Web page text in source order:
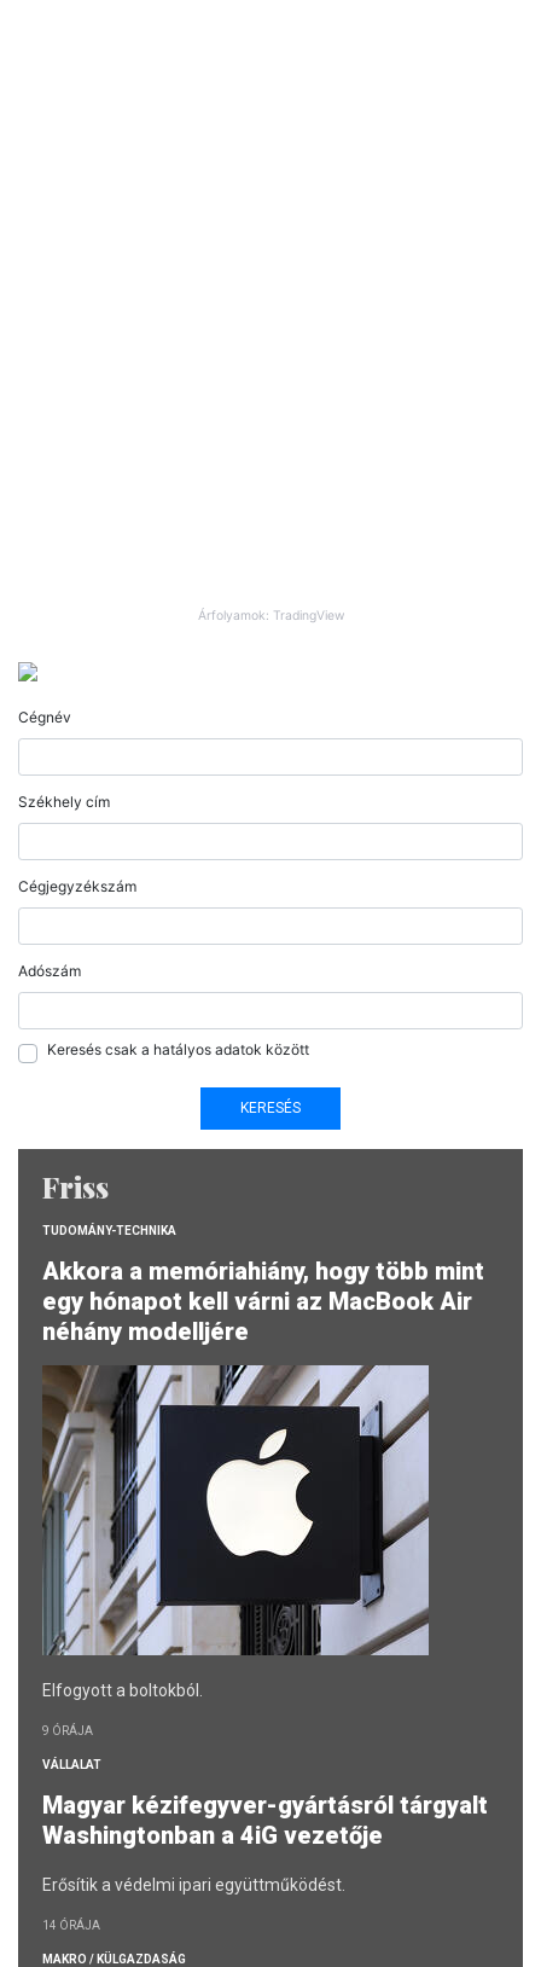
Árfolyamok: TradingView
Cégnév
Székhely cím
Cégjegyzékszám
Adószám
Keresés csak a hatályos adatok között
Friss
TUDOMÁNY-TECHNIKA
Akkora a memóriahiány, hogy több mint
egy hónapot kell várni az MacBook Air
néhány modelljére
Elfogyott a boltokból.
9 ÓRÁJA
VÁLLALAT
Magyar kézifegyver-gyártásról tárgyalt
Washingtonban a 4iG vezetője
Erősítik a védelmi ipari együttműködést.
14 ÓRÁJA
MAKRO / KÜLGAZDASÁG